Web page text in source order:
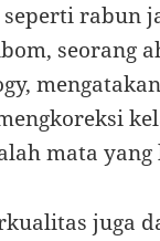
rabun
seorang
mata
juga